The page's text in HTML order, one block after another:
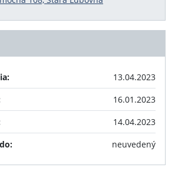
13.04.2023
16.01.2023
14.04.2023
neuvedený